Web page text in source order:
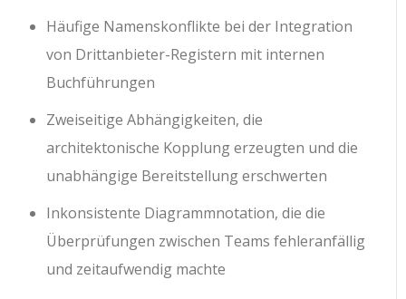
Häufige Namenskonflikte bei der Integration
von Drittanbieter-Registern mit internen
Buchführungen
Zweiseitige Abhängigkeiten, die
architektonische Kopplung erzeugten und die
unabhängige Bereitstellung erschwerten
Inkonsistente Diagrammnotation, die die
Überprüfungen zwischen Teams fehleranfällig
und zeitaufwendig machte